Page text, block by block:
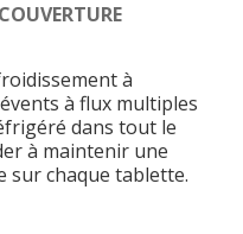
à
à flux multiples
dans tout le
à maintenir une
chaque tablette.